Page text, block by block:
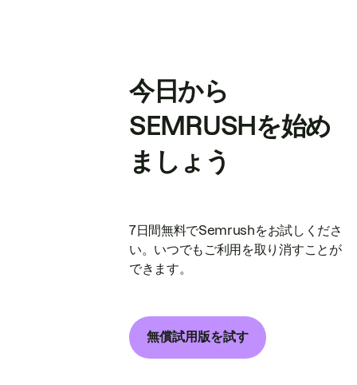
今日から
SEMRUSHを始め
ましょう
7日間無料でSemrushをお試しくださ
い。いつでもご利用を取り消すことが
できます。
無償試用版を試す